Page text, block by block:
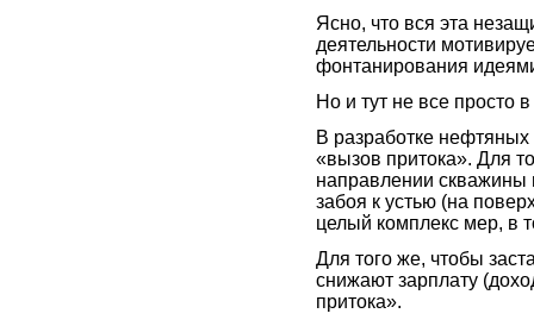
Ясно, что вся эта
деятельности
фонтанирования
Но и тут не все просто
В разработке нефтяных
«вызов притока». Для
направлении скважины
забоя к устью (на
целый комплекс мер, в
Для того же, чтобы
снижают зарплату
притока».